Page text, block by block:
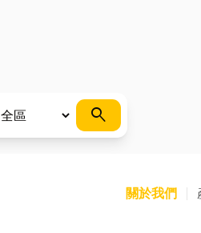
search
關於我們